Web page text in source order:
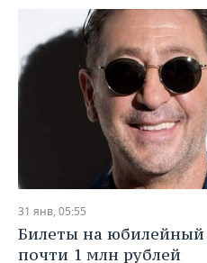
31 янв, 05:55
Билеты на юбилейный
почти 1 млн рублей